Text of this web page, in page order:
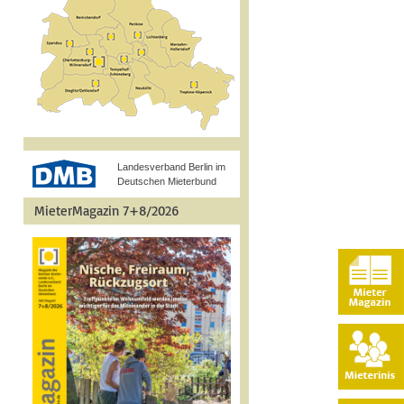
Landesverband Berlin im
Deutschen Mieterbund
MieterMagazin 7+8/2026